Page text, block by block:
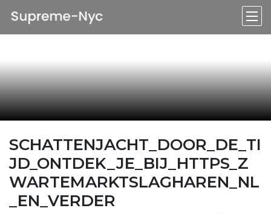
SCHATTENJACHT_DOOR_DE_TI
JD_ONTDEK_JE_BIJ_HTTPS_Z
WARTEMARKTSLAGHAREN_NL
_EN_VERDER